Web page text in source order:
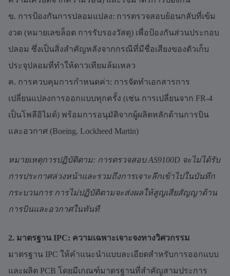
ข. การป้องกันการปลอมแปลง: การตรวจสอบย้อนกลับที่เข้ม
งวด (หมายเลขล็อต การรับรองวัสดุ) เพื่อป้องกันส่วนประกอบ
ปลอม ซึ่งเป็นสิ่งสำคัญหลังจากกรณีที่มีชื่อเสียงของตัวเก็บ
ประจุปลอมที่ทำให้ดาวเทียมล้มเหลว
ค. การควบคุมการกำหนดค่า: การจัดทำเอกสารการ
เปลี่ยนแปลงการออกแบบทุกครั้ง (เช่น การเปลี่ยนจาก FR-4
เป็นโพลีอิไมด์) พร้อมการอนุมัติจากผู้ผลิตหลักด้านการบิน
และอวกาศ (Boeing, Lockheed Martin)
หมายเหตุการปฏิบัติตาม: การตรวจสอบ AS9100D จะไม่ได้รับ
การประกาศล่วงหน้าและรวมถึงการเจาะลึกเข้าไปในบันทึก
กระบวนการ การไม่ปฏิบัติตามจะส่งผลให้สูญเสียสัญญาด้าน
การบินและอวกาศในทันที
2. มาตรฐาน IPC: ความเฉพาะเจาะจงทางวิศวกรรม
มาตรฐาน IPC ให้คำแนะนำแบบละเอียดสำหรับการออกแบบ
และผลิต PCB โดยมีเกณฑ์มาตรฐานที่สำคัญสามประการ